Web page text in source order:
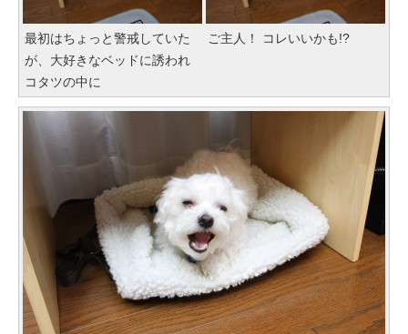
最初はちょっと警戒していた
が、大好きなベッドに誘われ
コタツの中に
ご主人！ コレいいかも!?